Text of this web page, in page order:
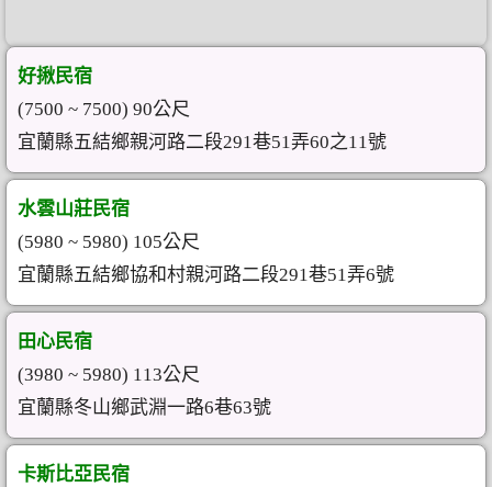
好揪民宿
(7500 ~ 7500) 90公尺
宜蘭縣五結鄉親河路二段291巷51弄60之11號
水雲山莊民宿
(5980 ~ 5980) 105公尺
宜蘭縣五結鄉協和村親河路二段291巷51弄6號
田心民宿
(3980 ~ 5980) 113公尺
宜蘭縣冬山鄉武淵一路6巷63號
卡斯比亞民宿